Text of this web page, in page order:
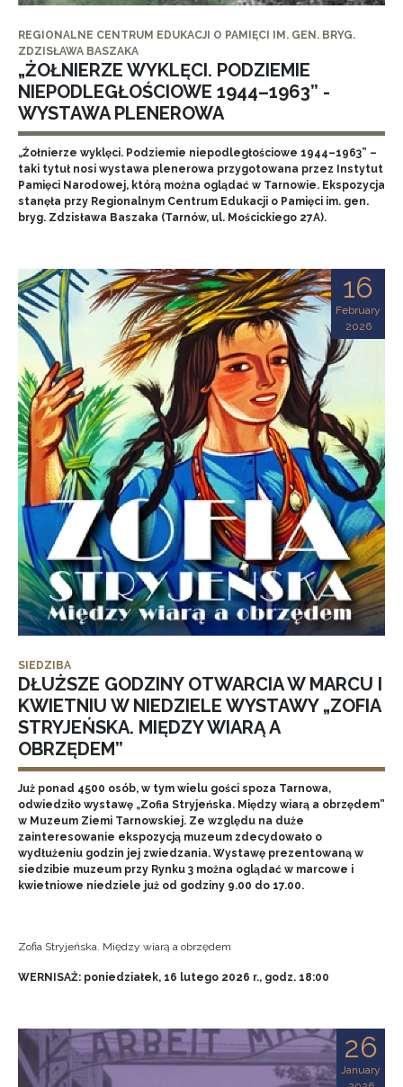
REGIONALNE CENTRUM EDUKACJI O PAMIĘCI IM. GEN. BRYG.
ZDZISŁAWA BASZAKA
„ŻOŁNIERZE WYKLĘCI. PODZIEMIE
NIEPODLEGŁOŚCIOWE 1944–1963” -
WYSTAWA PLENEROWA
„Żołnierze wyklęci. Podziemie niepodległościowe 1944–1963” –
taki tytuł nosi wystawa plenerowa przygotowana przez Instytut
Pamięci Narodowej, którą można oglądać w Tarnowie. Ekspozycja
stanęła przy Regionalnym Centrum Edukacji o Pamięci im. gen.
bryg. Zdzisława Baszaka (Tarnów, ul. Mościckiego 27A).
16
February
2026
SIEDZIBA
DŁUŻSZE GODZINY OTWARCIA W MARCU I
KWIETNIU W NIEDZIELE WYSTAWY „ZOFIA
STRYJEŃSKA. MIĘDZY WIARĄ A
OBRZĘDEM”
Już ponad 4500 osób, w tym wielu gości spoza Tarnowa,
odwiedziło wystawę „Zofia Stryjeńska. Między wiarą a obrzędem”
w Muzeum Ziemi Tarnowskiej. Ze względu na duże
zainteresowanie ekspozycją muzeum zdecydowało o
wydłużeniu godzin jej zwiedzania. Wystawę prezentowaną w
siedzibie muzeum przy Rynku 3 można oglądać w marcowe i
kwietniowe niedziele już od godziny 9.00 do 17.00.
Zofia Stryjeńska. Między wiarą a obrzędem
WERNISAŻ: poniedziałek, 16 lutego 2026 r., godz. 18:00
26
January